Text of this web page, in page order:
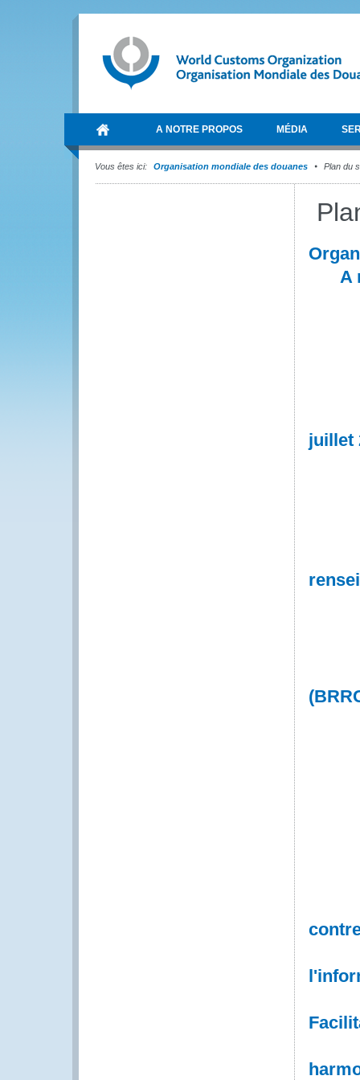
A NOTRE PROPOS MÉDIA
Vous êtes ici: Organisation mondiale des douanes Plan du
A
juillet